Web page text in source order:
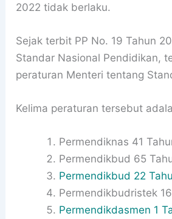
2022 tidak berlaku.
Sejak terbit PP No. 19 Tahun
Standar Nasional Pendidikan,
peraturan Menteri tentang
Kelima peraturan tersebut
Permendiknas 41
Permendikbud 65
Permendikbud 22
Permendikbudristek
Permendikdasmen 1